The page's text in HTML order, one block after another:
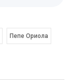
Пепе Ориола